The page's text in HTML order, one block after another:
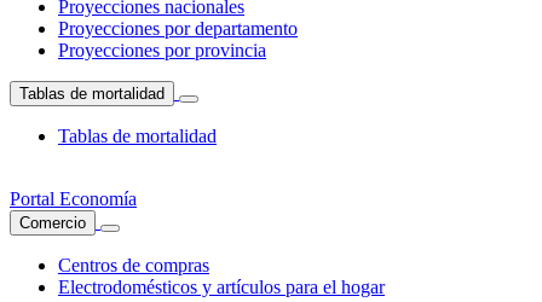
Proyecciones nacionales
Proyecciones por departamento
Proyecciones por provincia
Tablas de mortalidad
Tablas de mortalidad
Portal Economía
Comercio
Centros de compras
Electrodomésticos y artículos para el hogar